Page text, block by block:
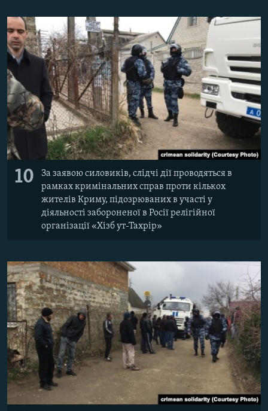
10
За заявою силовиків, слідчі дії проводяться в
рамках кримінальних справ проти кількох
жителів Криму, підозрюваних в участі у
діяльності забороненої в Росії релігійної
організації «Хізб ут-Тахрір»